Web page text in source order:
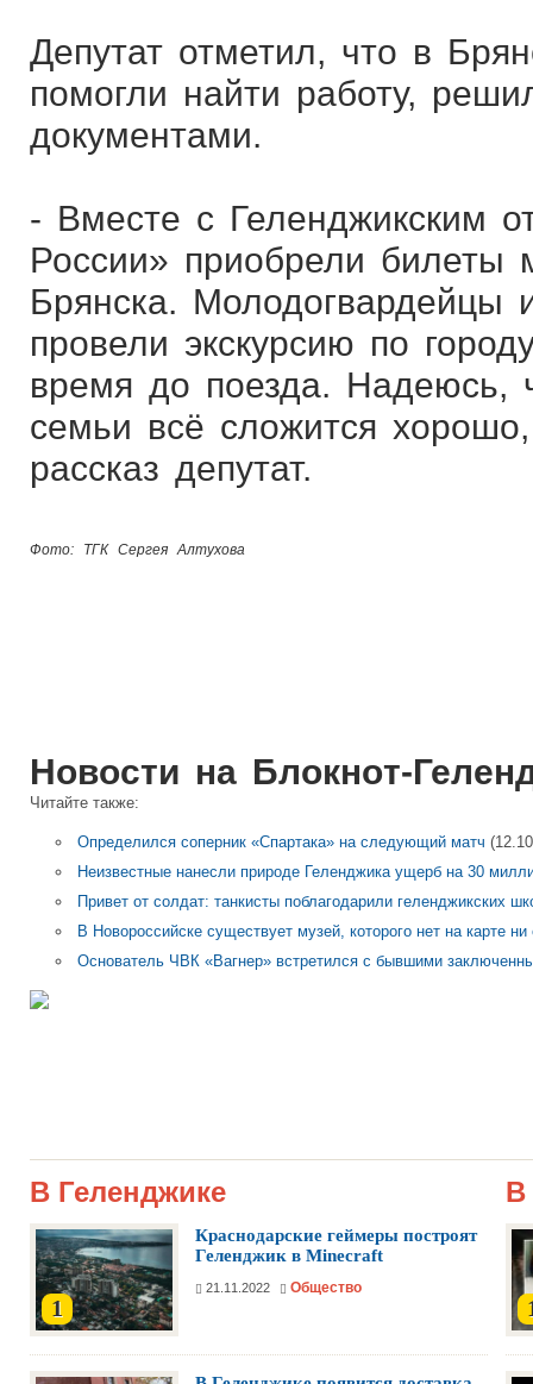
Депутат отметил, что в
помогли найти работу,
документами.
- Вместе с Геленджикским
России» приобрели билеты
Брянска. Молодогвардейцы
провели экскурсию по
время до поезда. Надеюсь,
семьи всё сложится
рассказ депутат.
Фото: ТГК Сергея Алтухова
Новости на Блoкнoт-
Читайте также:
Определился соперник «Спартака» на следующий матч
Неизвестные нанесли природе Геленджика ущерб на 30
Привет от солдат: танкисты поблагодарили геленджикских
В Новороссийске существует музей, которого нет на карте
Основатель ЧВК «Вагнер» встретился с бывшими
В Геленджике
1
Краснодарские геймеры построят
Геленджик в Minecraft
21.11.2022 Общество
В